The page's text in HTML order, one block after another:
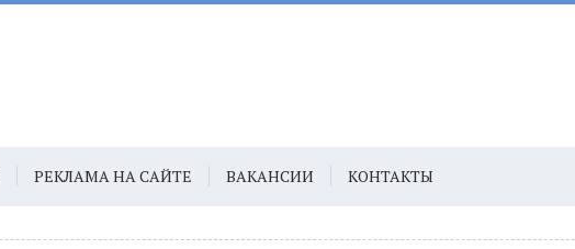
РЕКЛАМА НА САЙТЕ ВАКАНСИИ КОНТАКТЫ